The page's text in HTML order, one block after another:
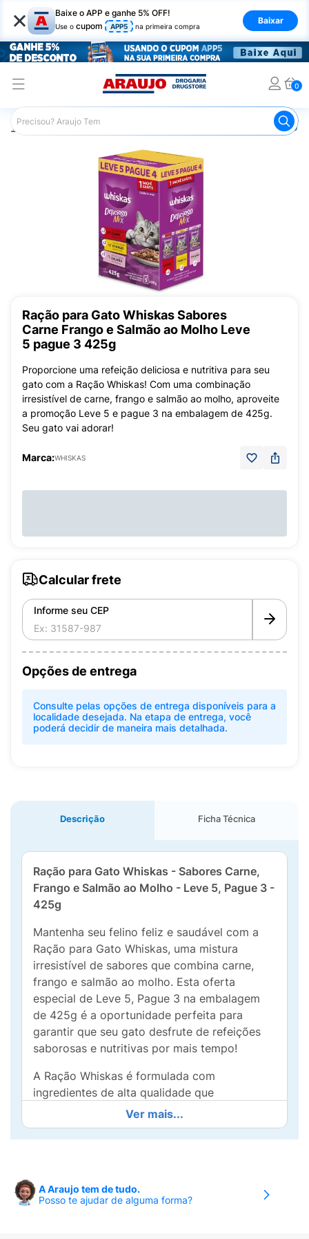
× Baixe o APP e ganhe 5% OFF!
Use o cupom APP5 na primeira compra
Baixar
0
Araujo Pet Shop Ração
Ração para Gato Whiskas Sabores
Carne Frango e Salmão ao Molho Leve
5 pague 3 425g
Proporcione uma refeição deliciosa e nutritiva para seu
gato com a Ração Whiskas! Com uma combinação
irresistível de carne, frango e salmão ao molho, aproveite
a promoção Leve 5 e pague 3 na embalagem de 425g.
Seu gato vai adorar!
Marca:WHISKAS
Calcular frete
Informe seu CEP
Opções de entrega
Consulte pelas opções de entrega disponíveis para a
localidade desejada. Na etapa de entrega, você
poderá decidir de maneira mais detalhada.
Descrição Ficha Técnica
Ração para Gato Whiskas - Sabores Carne,
Frango e Salmão ao Molho - Leve 5, Pague 3 -
425g
Mantenha seu felino feliz e saudável com a
Ração para Gato Whiskas, uma mistura
irresistível de sabores que combina carne,
frango e salmão ao molho. Esta oferta
especial de Leve 5, Pague 3 na embalagem
de 425g é a oportunidade perfeita para
garantir que seu gato desfrute de refeições
saborosas e nutritivas por mais tempo!
A Ração Whiskas é formulada com
ingredientes de alta qualidade que
proporcionam uma alimentação equilibrada,
rica em proteínas, vitaminas e minerais
essenciais para a saúde do seu gato. Os
estimulando o apetite e satisfazendo até os
felinos mais exigentes.
Ver mais...
A Araujo tem de tudo.
Posso te ajudar de alguma forma?